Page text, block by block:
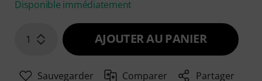
Disponible immédiatement
1 AJOUTER AU PANIER
Sauvegarder Comparer Partager